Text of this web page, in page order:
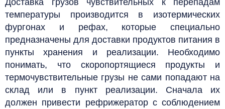
Доставка грузов чувствительных к перепадам
температуры производится в изотермических
фургонах и рефах, которые специально
предназначены для доставки продуктов питания в
пункты хранения и реализации. Необходимо
понимать, что скоропортящиеся продукты и
термочувствительные грузы не сами попадают на
склад или в пункт реализации. Сначала их
должен привести рефрижератор с соблюдением